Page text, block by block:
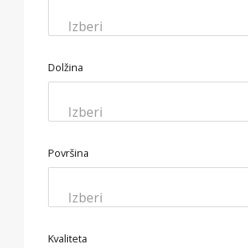
Izberi
Dolžina
Izberi
Površina
Izberi
Kvaliteta